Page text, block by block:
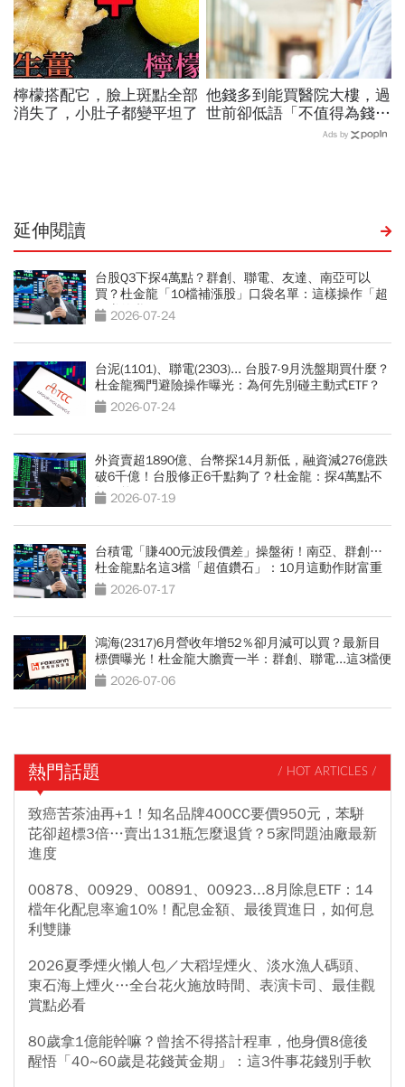
檸檬搭配它，臉上斑點全部
消失了，小肚子都變平坦了
他錢多到能買醫院大樓，過
世前卻低語「不值得為錢犧
牲自己」...安寧醫師從兩個
Ads by
延伸閱讀
台股Q3下探4萬點？群創、聯電、友達、南亞可以
買？杜金龍「10檔補漲股」口袋名單：這樣操作「超
好賺的啦」
2026-07-24
台泥(1101)、聯電(2303)... 台股7-9月洗盤期買什麼？
杜金龍獨門避險操作曝光：為何先別碰主動式ETF？
2026-07-24
外資賣超1890億、台幣探14月新低，融資減276億跌
破6千億！台股修正6千點夠了？杜金龍：探4萬點不
無可能
2026-07-19
台積電「賺400元波段價差」操盤術！南亞、群創…
杜金龍點名這3檔「超值鑽石」：10月這動作財富重
分配2026-07-17
鴻海(2317)6月營收年增52％卻月減可以買？最新目
標價曝光！杜金龍大膽賣一半：群創、聯電...這3檔便
當股更有肉
2026-07-06
熱門話題 / HOT ARTICLES /
致癌苦茶油再+1！知名品牌400CC要價950元，苯駢
芘卻超標3倍…賣出131瓶怎麼退貨？5家問題油廠最新
進度
00878、00929、00891、00923...8月除息ETF：14
檔年化配息率逾10%！配息金額、最後買進日，如何息
利雙賺
2026夏季煙火懶人包／大稻埕煙火、淡水漁人碼頭、
東石海上煙火…全台花火施放時間、表演卡司、最佳觀
賞點必看
80歲拿1億能幹嘛？曾捨不得搭計程車，他身價8億後
醒悟「40~60歲是花錢黃金期」：這3件事花錢別手軟